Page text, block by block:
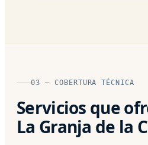
03 — COBERTURA TÉCNICA
Servicios que
La Granja de la